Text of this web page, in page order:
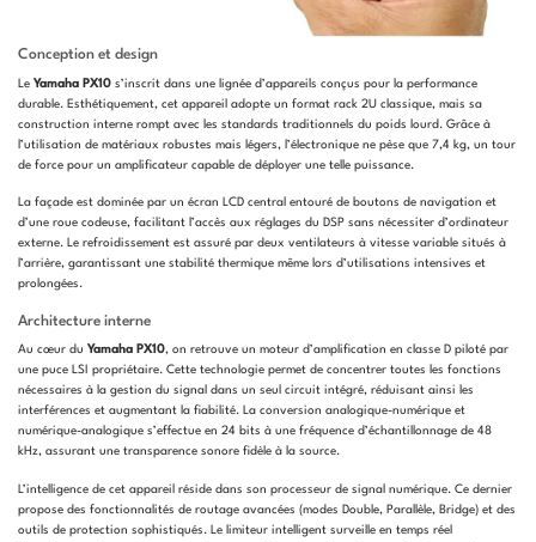
Conception et design
Le Yamaha PX10 s’inscrit dans une lignée d’appareils conçus pour la performance
durable. Esthétiquement, cet appareil adopte un format rack 2U classique, mais sa
construction interne rompt avec les standards traditionnels du poids lourd. Grâce à
l’utilisation de matériaux robustes mais légers, l’électronique ne pèse que 7,4 kg, un tour
de force pour un amplificateur capable de déployer une telle puissance.
La façade est dominée par un écran LCD central entouré de boutons de navigation et
d’une roue codeuse, facilitant l’accès aux réglages du DSP sans nécessiter d’ordinateur
externe. Le refroidissement est assuré par deux ventilateurs à vitesse variable situés à
l’arrière, garantissant une stabilité thermique même lors d’utilisations intensives et
prolongées.
Architecture interne
Au cœur du Yamaha PX10, on retrouve un moteur d’amplification en classe D piloté par
une puce LSI propriétaire. Cette technologie permet de concentrer toutes les fonctions
nécessaires à la gestion du signal dans un seul circuit intégré, réduisant ainsi les
interférences et augmentant la fiabilité. La conversion analogique-numérique et
numérique-analogique s’effectue en 24 bits à une fréquence d’échantillonnage de 48
kHz, assurant une transparence sonore fidèle à la source.
L’intelligence de cet appareil réside dans son processeur de signal numérique. Ce dernier
propose des fonctionnalités de routage avancées (modes Double, Parallèle, Bridge) et des
outils de protection sophistiqués. Le limiteur intelligent surveille en temps réel